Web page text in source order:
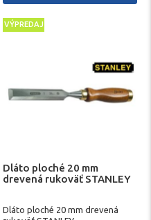
VÝPREDAJ
Dláto ploché 20 mm
drevená rukoväť STANLEY
Dláto ploché 20 mm drevená